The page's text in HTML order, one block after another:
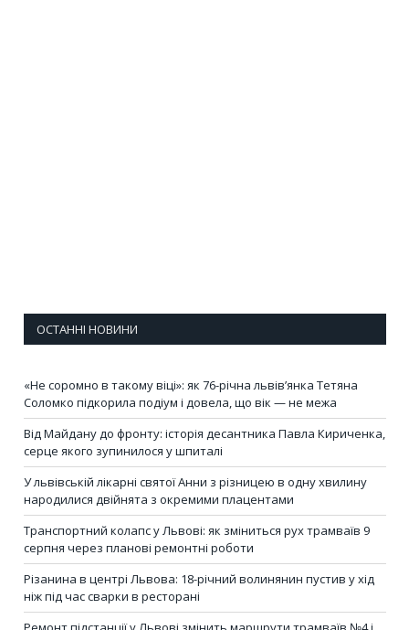
ОСТАННІ НОВИНИ
«Не соромно в такому віці»: як 76-річна львів’янка Тетяна
Соломко підкорила подіум і довела, що вік — не межа
Від Майдану до фронту: історія десантника Павла Кириченка,
серце якого зупинилося у шпиталі
У львівській лікарні святої Анни з різницею в одну хвилину
народилися двійнята з окремими плацентами
Транспортний колапс у Львові: як зміниться рух трамваїв 9
серпня через планові ремонтні роботи
Різанина в центрі Львова: 18-річний волинянин пустив у хід
ніж під час сварки в ресторані